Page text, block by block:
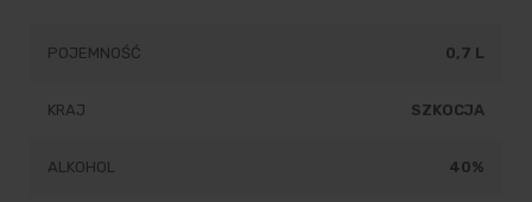
POJEMNOŚĆ 0,7 L
KRAJ SZKOCJA
ALKOHOL 40%